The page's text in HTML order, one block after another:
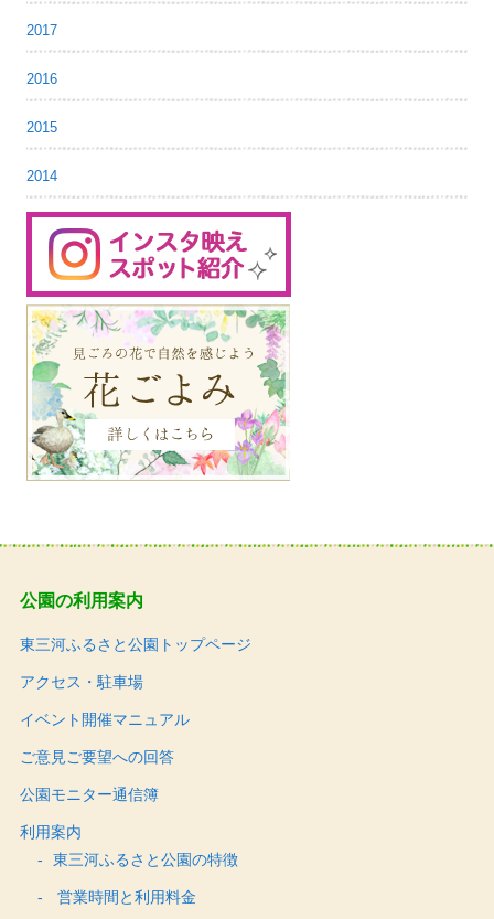
2017
2016
2015
2014
公園の利用案内
東三河ふるさと公園トップページ
アクセス・駐車場
イベント開催マニュアル
ご意見ご要望への回答
公園モニター通信簿
利用案内
東三河ふるさと公園の特徴
営業時間と利用料金